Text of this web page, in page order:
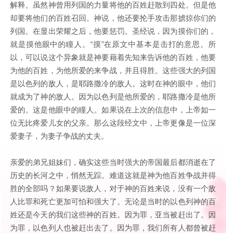
解释。虽然神曾用列国的力量将他的百姓赶散到四处。但是他
却要将他们的百姓召回。神说，他还要抡手攻击那掳掠你们的
列国。在显出荣耀之后，他要惩罚。圣经说，因为摸你们的，
就是摸他眼中的瞳人。“摸”在原文中基本是击打的意思。所
以，可以说这个异象就是神要藉着先知来告诉他的百姓，他要
为他的百姓，为他所爱的来争战，并且得胜。这些强大的列国
是以色列的敌人，是耶路撒冷的敌人。这时在神的眼中，他们
就成为了神的敌人。因为以色列是他所爱的，耶路撒冷是他所
爱的。这是他眼中的瞳人。如果说在上次的信息中，上帝如一
位无比疼爱儿女的父亲。那么这段经文中，上帝更像是一位深
爱妻子，为妻子争战的丈夫。
亲爱的弟兄姐妹们，确实这些当时强大的帝国最后都消逝在了
历史的长河之中，悄然无踪。难道这就是神为他百姓争战并得
胜的全部吗？如果要说敌人，对于神的百姓来说，没有一个敌
人比罪和死亡更加可怕和强大了。无论是当时的以色列神的百
姓还是今天的我们这些神的百姓。因为罪，亚当被赶出了。因
为罪，以色列人也被赶出去了。因为罪，我们所有人都曾被赶